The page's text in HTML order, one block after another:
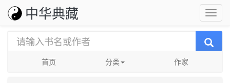
中华典藏
首页 分类 作家